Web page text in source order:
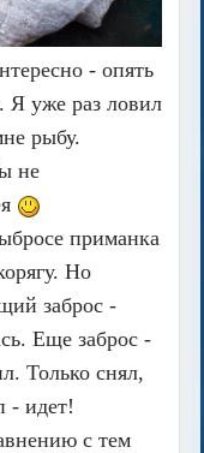
- опять
Я уже раз ловил
рыбу.
не
приманка
Но
заброс -
Еще заброс -
Только снял,
- идет!
с тем